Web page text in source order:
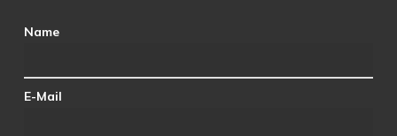
Name
E-Mail